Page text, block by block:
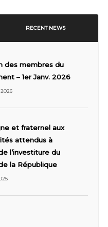
RECENT NEWS
des membres du
– 1er Janv. 2026
et fraternel aux
attendus à
l’investiture du
la République